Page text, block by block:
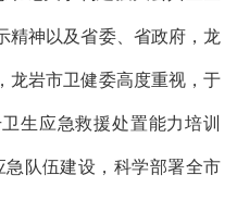
精神以及省委、省政府，龙
龙岩市卫健委高度重视，于
生应急救援处置能力培训
急队伍建设，科学部署全市